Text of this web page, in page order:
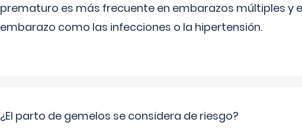
prematuro es más frecuente en embarazos múltiples y
embarazo como las infecciones o la hipertensión.
¿El parto de gemelos se considera de riesgo?